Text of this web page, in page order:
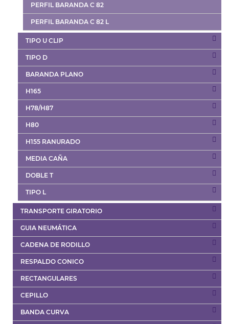
PERFIL BARANDA C 82
PERFIL BARANDA C 82 L
TIPO U CLIP
TIPO D
BARANDA PLANO
H165
H78/H87
H80
H155 RANURADO
MEDIA CAÑA
DOBLE T
TIPO L
TRANSPORTE GIRATORIO
GUIA NEUMÁTICA
CADENA DE RODILLO
RESPALDO CONICO
RECTANGULARES
CEPILLO
BANDA CURVA